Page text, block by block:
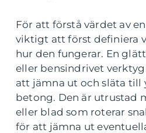
För att förstå värdet av
viktigt att först definiera
hur den fungerar. En
eller bensindrivet
att jämna ut och släta till
betong. Den är utrustad
eller blad som roterar
för att jämna ut